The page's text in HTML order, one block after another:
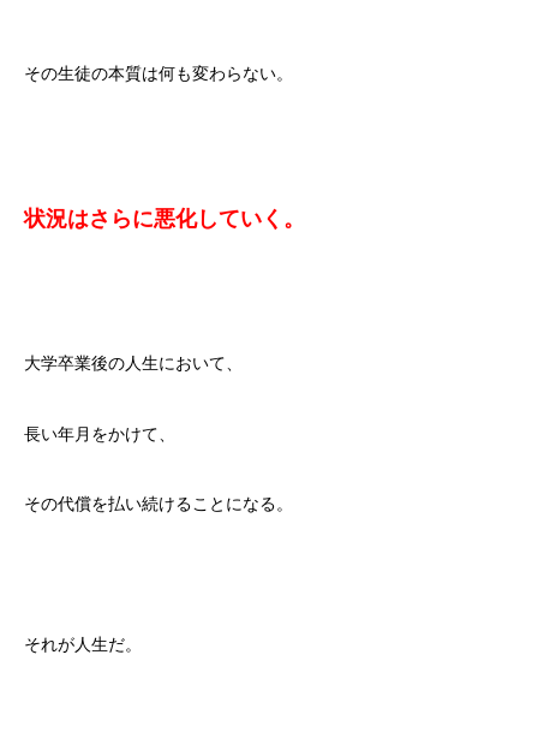
その生徒の本質は何も変わらない。
状況はさらに悪化していく。
大学卒業後の人生において、
長い年月をかけて、
その代償を払い続けることになる。
それが人生だ。